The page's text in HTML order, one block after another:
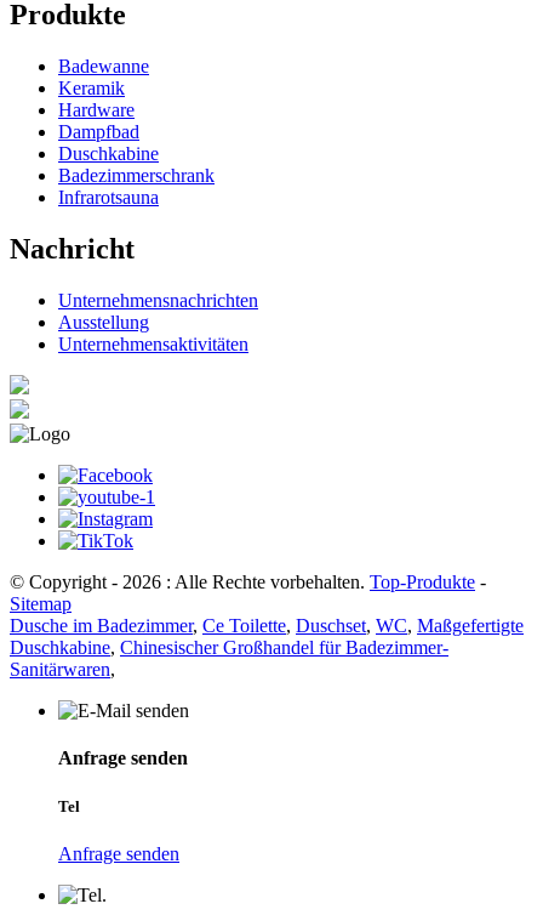
Produkte
Badewanne
Keramik
Hardware
Dampfbad
Duschkabine
Badezimmerschrank
Infrarotsauna
Nachricht
Unternehmensnachrichten
Ausstellung
Unternehmensaktivitäten
© Copyright - 2026 : Alle Rechte vorbehalten. Top-Produkte -
Sitemap
Dusche im Badezimmer, Ce Toilette, Duschset, WC, Maßgefertigte
Duschkabine, Chinesischer Großhandel für Badezimmer-
Sanitärwaren,
Anfrage senden
Tel
Anfrage senden